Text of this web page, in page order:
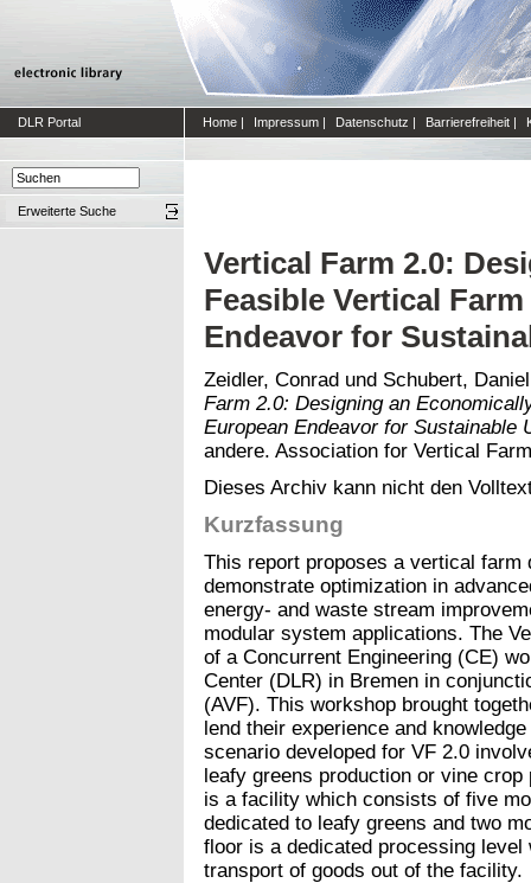
DLR Portal Home | Impressum | Datenschutz | Barrierefreiheit |
Erweiterte Suche
Vertical Farm 2.0:
Feasible Vertical
Endeavor for
Zeidler, Conrad und Schubert, Daniel
Farm 2.0: Designing an
European Endeavor for Sustainable
andere. Association for Vertical
Dieses Archiv kann nicht den
Kurzfassung
This report proposes a vertical
demonstrate optimization in
energy- and waste stream
modular system applications. The
of a Concurrent Engineering (CE)
Center (DLR) in Bremen in
(AVF). This workshop brought
lend their experience and
scenario developed for VF 2.0
leafy greens production or vine
is a facility which consists of five
dedicated to leafy greens and two
floor is a dedicated processing
transport of goods out of the facility.